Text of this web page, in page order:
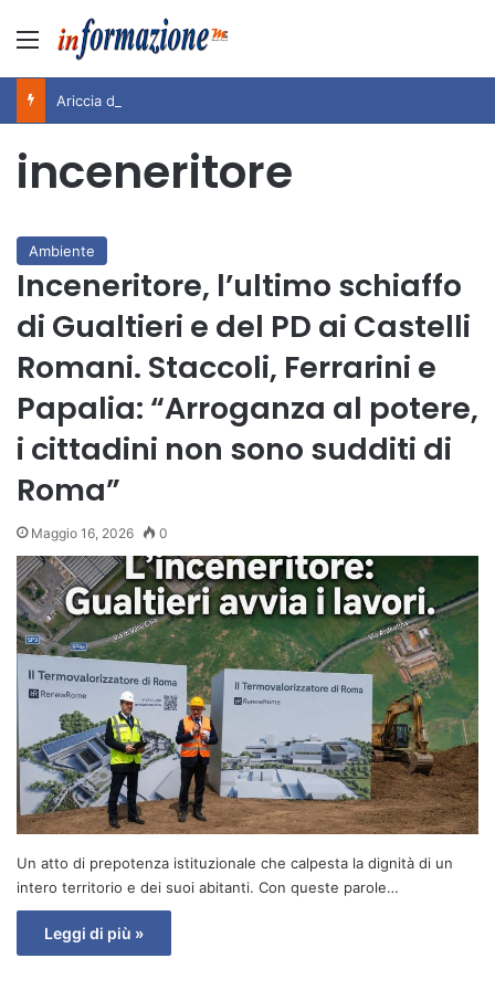
Menu
inceneritore
Ambiente
Inceneritore, l’ultimo schiaffo
di Gualtieri e del PD ai Castelli
Romani. Staccoli, Ferrarini e
Papalia: “Arroganza al potere,
i cittadini non sono sudditi di
Roma”
Maggio 16, 2026 0
​Un atto di prepotenza istituzionale che calpesta la dignità di un
intero territorio e dei suoi abitanti. Con queste parole…
Leggi di più »